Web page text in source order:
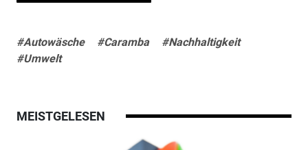
#Autowäsche #Caramba
#Nachhaltigkeit
#Umwelt
MEISTGELESEN